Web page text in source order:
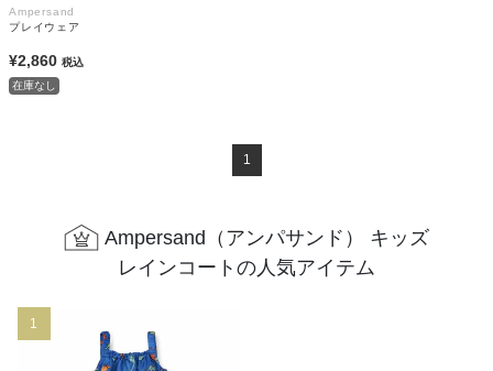
Ampersand
プレイウェア
¥2,860 税込
在庫なし
1
Ampersand（アンパサンド） キッズ
レインコートの人気アイテム
1